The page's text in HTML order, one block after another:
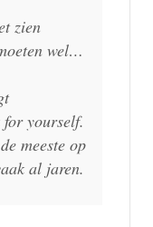
zien
wel…
yourself.
meeste op
al jaren.